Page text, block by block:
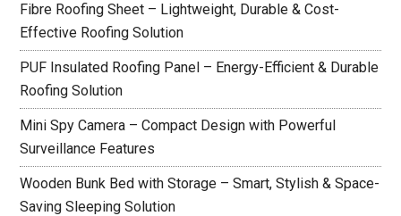
Fibre Roofing Sheet – Lightweight, Durable & Cost-
Effective Roofing Solution
PUF Insulated Roofing Panel – Energy-Efficient & Durable
Roofing Solution
Mini Spy Camera – Compact Design with Powerful
Surveillance Features
Wooden Bunk Bed with Storage – Smart, Stylish & Space-
Saving Sleeping Solution